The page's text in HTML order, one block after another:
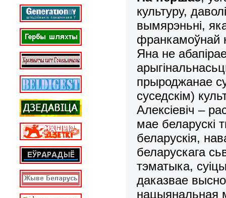
культуру,
вымярэньні,
франкамоўнай
Яна не
прыроджанае
суседскім)
Алексіевіч –
мае беларускі
беларускія,
беларускага
тэматыка,
даказвае
нацыянальная